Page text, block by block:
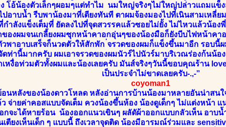
ง โอ้น้องตัวเล็กๆผอมๆแต่ทำไม นมใหญ่จริงๆไม่ใหญ่ปล่าวแถมแ
อาบน้ำ รีบพาน้องมาที่เตียงทันที ตาผมจ้องมองไปที่เนินสามเหลี่ย
กำลังแข็งเต็มที่ ยัดลงไปที่จุดสวรรคแล้วซอยไม่ยั้ง ไม่ไหวแล้วน้อง
องผมจนเกลี้่ยงผมซุกหน้าคาอกอุ่นๆของน้องมือก็ยังบีบไฟหน้าค
วพาอาบเสร็จก็นวดตัวให้สักพัก ่จรวดของผมก็แข็งขึ้นมาอีก รอบนี้
ท่านี้มากครับ ผมเอาจรวดของผมนัวร์ไปนัวร์มาบริเวณร่องก้นน้อ
เหงื่อท่วมตัวทั้งผมและน้องเลยครับ มันส์จริงๆวันนี้ขอบคุณร้าน
เป็นประจำไม่ขาดเลยครับ-.,-”
coyoman1
นหลังของน้องดาวโหลด หลังอ่านการบ้านน้องมาหลายอันน่าสนใ
จ่ายค่าคอสแบบจัดเต็ม ควงน้องขึ้นห้อง น้องดูเด็กๆ ไม่แต่งหน้า แ
กจะได้หายร้อน น้องออกแนวเขินๆ ผลัดัผ้าออกแบบกลัวเห็น อาบ
ตียงเห็นเด็ก ๆ แบบนี้ ถึงเวลาจุดติด น้องมีอารมณ์ร่วมและ